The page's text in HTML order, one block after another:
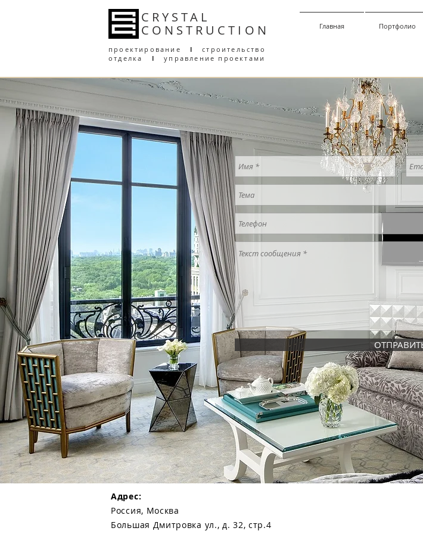
CRYSTAL
CONSTRUCT I ON Главная Портфолио
проектирование l
строительство
отделка
l управление проектами
Адрес:
Россия, Москва
Большая Дмитровка ул., д. 32, стр.4